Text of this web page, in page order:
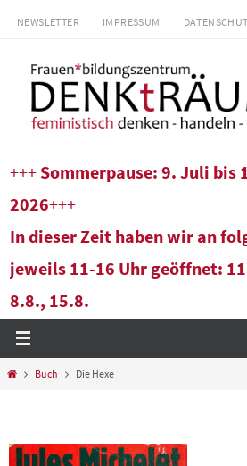
Zum
springen
NEWSLETTER IMPRESSUM
+++ Sommerpause: 9. Juli bis
2026+++
In dieser Zeit haben wir an
jeweils 11-16 Uhr geöffnet:
8.8., 15.8.
StartBuch Die Hexe